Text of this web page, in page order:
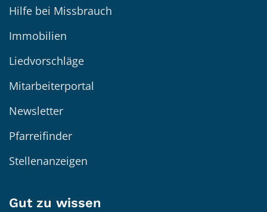
Hilfe bei Missbrauch
Immobilien
Liedvorschläge
Mitarbeiterportal
Newsletter
Pfarreifinder
Stellenanzeigen
Gut zu wissen